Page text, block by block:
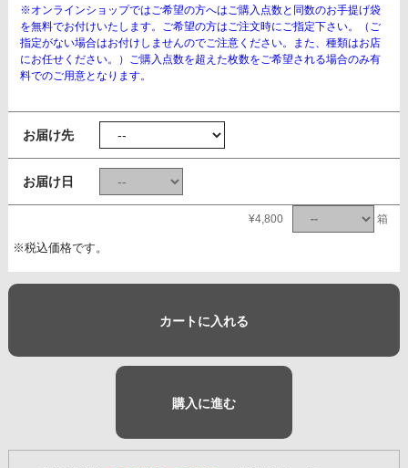
※オンラインショップではご希望の方へはご購入点数と同数のお手提げ袋
を無料でお付けいたします。ご希望の方はご注文時にご指定下さい。（ご
指定がない場合はお付けしませんのでご注意ください。また、種類はお店
にお任せください。）ご購入点数を超えた枚数をご希望される場合のみ有
料でのご用意となります。
お届け先
お届け日
¥4,800 箱
※税込価格です。
カートに入れる
購入に進む